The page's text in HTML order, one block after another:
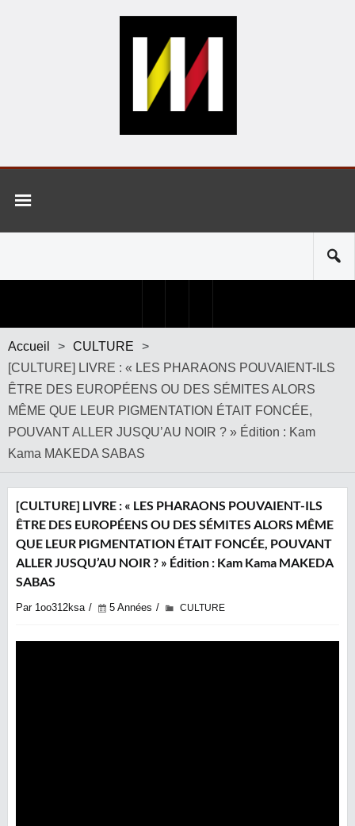
Accueil > CULTURE
>
[CULTURE] LIVRE : « LES PHARAONS POUVAIENT-ILS
ÊTRE DES EUROPÉENS OU DES SÉMITES ALORS
MÊME QUE LEUR PIGMENTATION ÉTAIT FONCÉE,
POUVANT ALLER JUSQU’AU NOIR ? » Édition : Kam
Kama MAKEDA SABAS
[CULTURE] LIVRE : « LES PHARAONS POUVAIENT-ILS
ÊTRE DES EUROPÉENS OU DES SÉMITES ALORS MÊME
QUE LEUR PIGMENTATION ÉTAIT FONCÉE, POUVANT
ALLER JUSQU’AU NOIR ? » Édition : Kam Kama MAKEDA
SABAS
Par 1oo312ksa 5 Années CULTURE